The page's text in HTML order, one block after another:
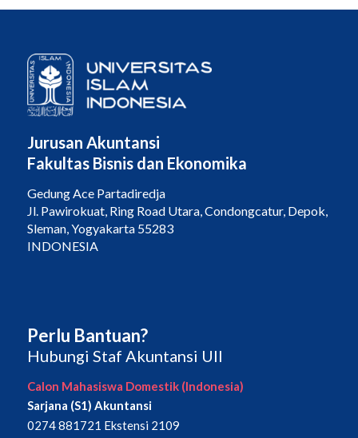
Jurusan Akuntansi
Fakultas Bisnis dan Ekonomika
Gedung Ace Partadiredja
Jl. Pawirokuat, Ring Road Utara, Condongcatur, Depok,
Sleman, Yogyakarta 55283
INDONESIA
Perlu Bantuan?
Hubungi Staf Akuntansi UII
Calon Mahasiswa Domestik (Indonesia)
Sarjana (S1) Akuntansi
0274 881721 Ekstensi 2109